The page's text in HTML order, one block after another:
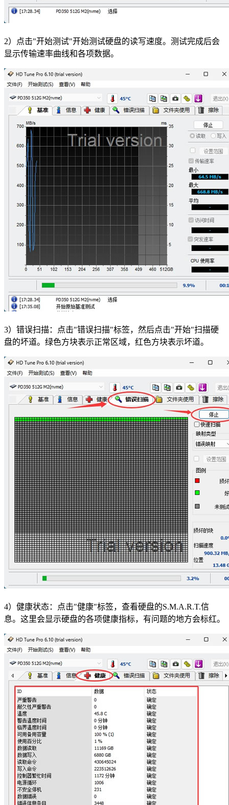
2）点击"开始测试"开始测试硬盘的读写速度。测试完成后会
显示传输速率曲线和各项数据。
3）错误扫描：点击"错误扫描"标签，然后点击"开始"扫描硬
盘的坏道。绿色方块表示正常区域，红色方块表示坏道。
4）健康状态：点击"健康"标签，查看硬盘的S.M.A.R.T.信
息。这里会显示硬盘的各项健康指标，有问题的地方会标红。